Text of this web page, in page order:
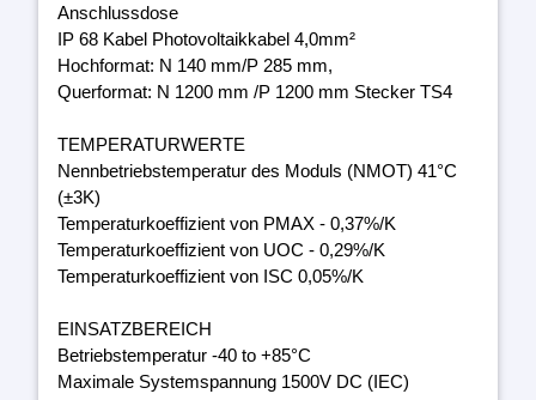
Anschlussdose
IP 68 Kabel Photovoltaikkabel 4,0mm²
Hochformat: N 140 mm/P 285 mm,
Querformat: N 1200 mm /P 1200 mm Stecker TS4
TEMPERATURWERTE
Nennbetriebstemperatur des Moduls (NMOT) 41°C
(±3K)
Temperaturkoeffizient von PMAX - 0,37%/K
Temperaturkoeffizient von UOC - 0,29%/K
Temperaturkoeffizient von ISC 0,05%/K
EINSATZBEREICH
Betriebstemperatur -40 to +85°C
Maximale Systemspannung 1500V DC (IEC)